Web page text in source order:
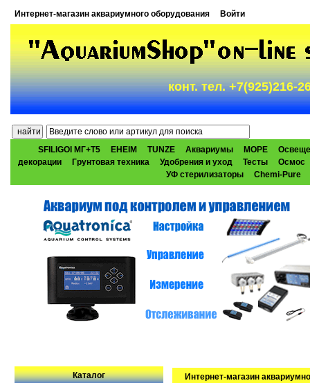
Интернет-магазин аквариумного оборудования Войти
конт. тел. +7(925)216-
SFILIGOI МГ+Т5 EHEIM TUNZE Аквариумы МОРЕ
декорации
Грунтовая техника Удобрения и уход Тесты
Осмос
УФ стерилизаторы
Chemi-Pure
Каталог Интернет-магазин